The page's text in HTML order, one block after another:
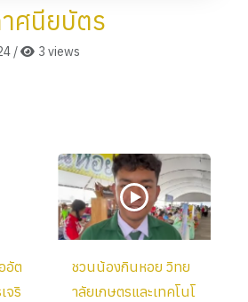
ศนียบัตร
/
3 views
อัต
จริ
ชวนน้องกินหอย วิทย
าลัยเกษตรและเทคโนโ